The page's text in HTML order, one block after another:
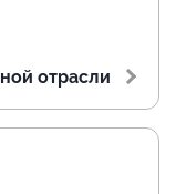
отрасли